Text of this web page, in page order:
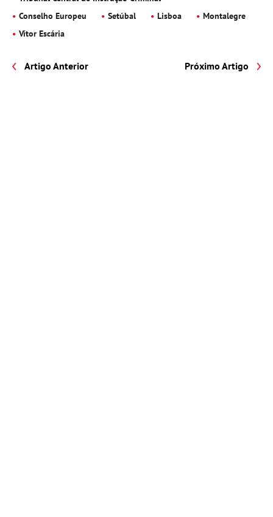
Conselho Europeu
Setúbal Lisboa
Montalegre
Vítor Escária
Artigo Anterior Próximo Artigo